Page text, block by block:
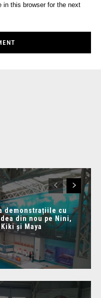
in this browser for the next
demonstrațiile cu
din nou pe Nini,
și Maya